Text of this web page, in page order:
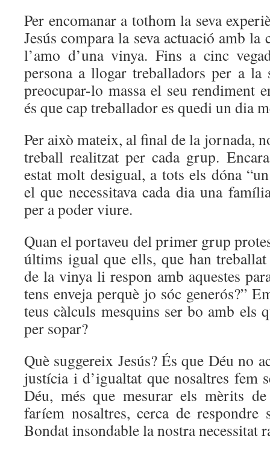
Per encomanar a tothom la seva
Jesús compara la seva actuació amb la
l’amo d’una vinya. Fins a cinc
persona a llogar treballadors per a la
preocupar-lo massa el seu rendiment
és que cap treballador es quedi un dia
Per això mateix, al final de la jornada,
treball realitzat per cada grup.
estat molt desigual, a tots els dóna
el que necessitava cada dia una
per a poder viure.
Quan el portaveu del primer grup
últims igual que ells, que han
de la vinya li respon amb aquestes
tens enveja perquè jo sóc generós?”
teus càlculs mesquins ser bo amb els
per sopar?
Què suggereix Jesús? És que Déu no
justícia i d’igualtat que nosaltres fem
Déu, més que mesurar els mèrits
faríem nosaltres, cerca de respondre
Bondat insondable la nostra necessitat